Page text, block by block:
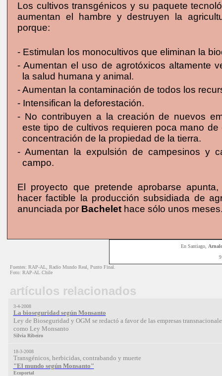
Los cultivos transgénicos y su paquete
aumentan el hambre y destruyen la
porque:
- Estimulan los monocultivos que eliminan la
- Aumentan el uso de agrotóxicos altamente
la salud humana y animal.
- Aumentan la contaminación de todos los
- Intensifican la deforestación.
- No contribuyen a la creación de nuevos
este tipo de cultivos requieren poca mano de
concentración de la propiedad de la tierra.
- Aumentan la expulsión de campesinos y
campo.
El proyecto que pretende aprobarse
hacer factible la producción subsidiada de
anunciada por Bachelet hace sólo unos
En Santiago
Fuentes: RAP-AL, Radio Mundo Real, Punto Final.
Foto: RAP-AL Chile
artículos relacionados
3-4-2008
La bioseguridad según Monsanto
Ley de Bioseguridad y OGM se redactó a favor de las empresas
como Ley Monsanto
Silvia Ribeiro
18-3-2008
Transgénicos, herbicidas, contrabando y muerte
"El mundo según Monsanto"
Ecoportal